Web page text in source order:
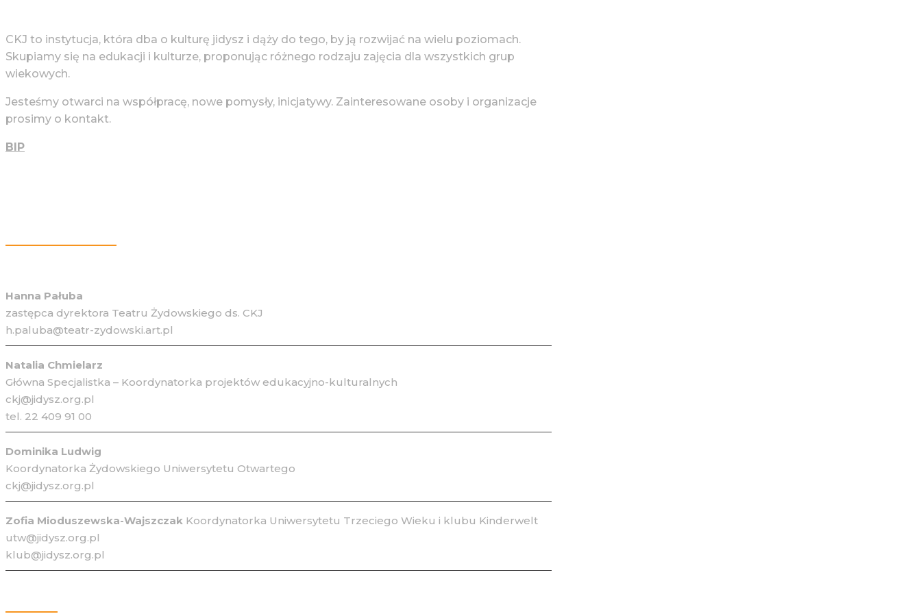
CKJ to instytucja, która dba o kulturę jidysz i dąży do tego, by ją rozwijać na wielu poziomach.
Skupiamy się na edukacji i kulturze, proponując różnego rodzaju zajęcia dla wszystkich grup
wiekowych.
Jesteśmy otwarci na współpracę, nowe pomysły, inicjatywy. Zainteresowane osoby i organizacje
prosimy o kontakt.
BIP
Hanna Pałuba
zastępca dyrektora Teatru Żydowskiego ds. CKJ
h.paluba@teatr-zydowski.art.pl
Natalia Chmielarz
Główna Specjalistka – Koordynatorka projektów edukacyjno-kulturalnych
ckj@jidysz.org.pl
tel. 22 409 91 00
Dominika Ludwig
Koordynatorka Żydowskiego Uniwersytetu Otwartego
ckj@jidysz.org.pl
Zofia Mioduszewska-Wajszczak Koordynatorka Uniwersytetu Trzeciego Wieku i klubu Kinderwelt
utw@jidysz.org.pl
klub@jidysz.org.pl